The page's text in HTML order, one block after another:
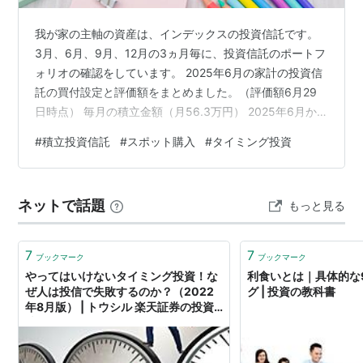
我が家の主軸の資産は、インデックスの投資信託です。
3月、6月、9月、12月の3ヵ月毎に、投資信託のポートフ
ォリオの確認をしています。 2025年6月の家計の投資信
託の買付設定と評価額をまとめました。（評価額6月29
日時点） 毎月の積立金額（月56.3万円） 2025年6月か
ETF含む） 新NISAと、iDeCo、確定拠出型年金すべて合
わせたポートフォリオです。 月に563,000円を積み立て
で、配当の出る投資信託やETFが増えています。 毎月の
ように積み立て銘柄も金額も変わってます 日本国株随…
#積立投資信託 #スポット購入 #タイミング投資
ネットで話題 もっと見る
7 ブックマーク
やってはいけないタイミング投資！な
ぜ人は投信で失敗するのか？（2022
年8月版） | トウシル 楽天証券の投資
7 ブックマーク
利食いとは｜具体的
グ | 投資の教科書